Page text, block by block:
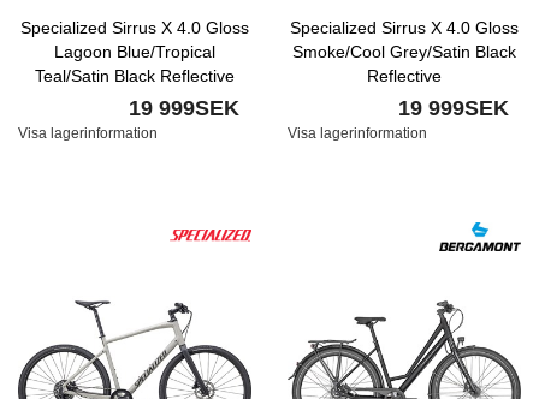
Specialized Sirrus X 4.0 Gloss
Lagoon Blue/Tropical
Teal/Satin Black Reflective
19 999SEK
Visa lagerinformation
Specialized Sirrus X 4.0 Gloss
Smoke/Cool Grey/Satin Black
Reflective
19 999SEK
Visa lagerinformation